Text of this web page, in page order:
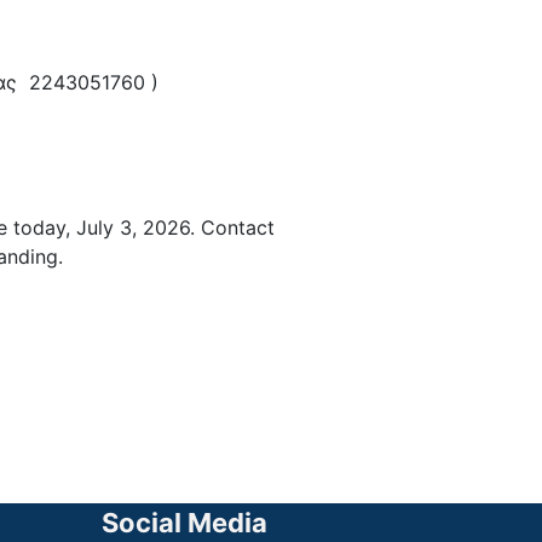
2243051760 )
today, July 3, 2026. Contact
Social Media